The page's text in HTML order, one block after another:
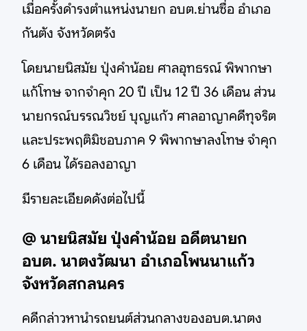
เมื่อครั้งดำรงตำแหน่งนายก อบต.ย่านซื่อ อำเภอ
กันตัง จังหวัดตรัง
โดยนายนิสมัย ปุ่งคำน้อย ศาลอุทธรณ์ พิพากษา
แก้โทษ จากจำคุก 20 ปี เป็น 12 ปี 36 เดือน ส่วน
นายกรณ์บรรณวิชย์ บุญแก้ว ศาลอาญาคดีทุจริต
และประพฤติมิชอบภาค 9 พิพากษาลงโทษ จำคุก
6 เดือน ได้รอลงอาญา
มีรายละเอียดดังต่อไปนี้
@ นายนิสมัย ปุ่งคำน้อย อดีตนายก
อบต. นาตงวัฒนา อำเภอโพนนาแก้ว
จังหวัดสกลนคร
คดีกล่าวหานำรถยนต์ส่วนกลางของอบต.นาตง